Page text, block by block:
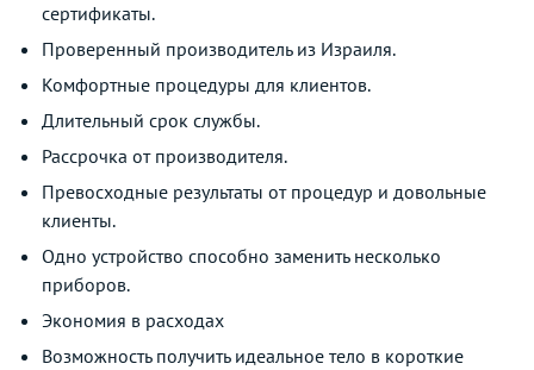
сертификаты.
Проверенный производитель из Израиля.
Комфортные процедуры для клиентов.
Длительный срок службы.
Рассрочка от производителя.
Превосходные результаты от процедур и довольные
клиенты.
Одно устройство способно заменить несколько
приборов.
Экономия в расходах
Возможность получить идеальное тело в короткие